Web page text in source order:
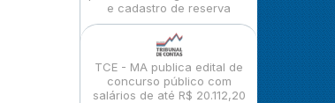
e cadastro de reserva
TCE - MA publica edital de
concurso público com
salários de até R$ 20.112,20